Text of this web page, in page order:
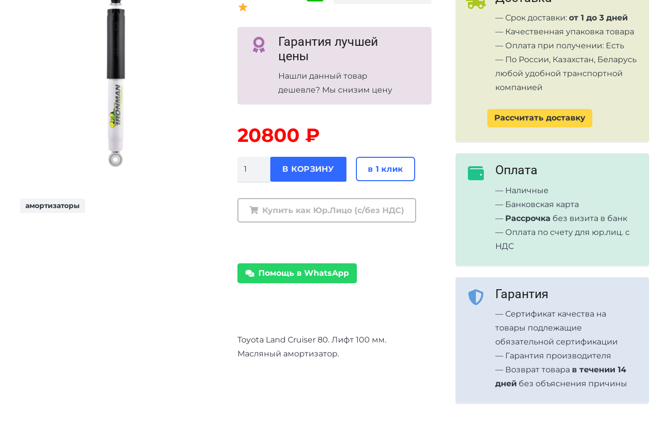
амортизаторы
Гарантия лучшей
цены
Нашли данный товар
дешевле? Мы снизим цену
20800 ₽
задний
Ironman
80/105
лифт
100
В КОРЗИНУ в 1 клик
Купить как Юр.Лицо (с/без НДС)
Помощь в WhatsApp
Toyota Land Cruiser 80. Лифт 100 мм.
Масляный амортизатор.
— Срок доставки:от 1 до 3 дней
— Качественная упаковка товара
— Оплата при получении: Есть
— По России, Казахстан, Беларусь
любой удобной транспортной
компанией
Рассчитать доставку
Оплата
— Наличные
— Банковская карта
— Рассрочка без визита в банк
— Оплата по счету для юр.лиц. с
НДС
Гарантия
— Сертификат качества на
товары подлежащие
обязательной сертификации
— Гарантия производителя
— Возврат товара в течении 14
дней без объяснения причины